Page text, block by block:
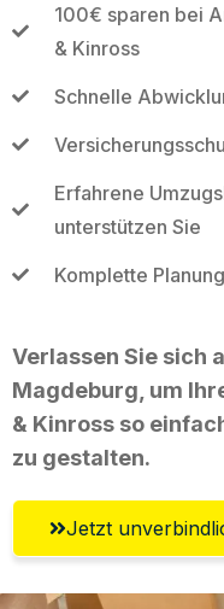
100€ sparen bei
& Kinross
Schnelle
Erfahrene
unterstützen Sie
Komplette
Verlassen Sie sich
Magdeburg, um
& Kinross so
zu gestalten.
Jetzt